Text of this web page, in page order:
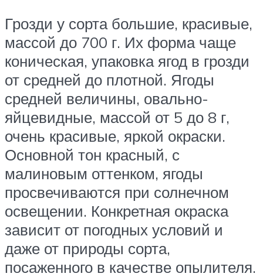
Грозди у сорта большие, красивые,
массой до 700 г. Их форма чаще
коническая, упаковка ягод в грозди
от средней до плотной. Ягоды
средней величины, овально-
яйцевидные, массой от 5 до 8 г,
очень красивые, яркой окраски.
Основной тон красный, с
малиновым оттенком, ягоды
просвечиваются при солнечном
освещении. Конкретная окраска
зависит от погодных условий и
даже от природы сорта,
посаженного в качестве опылителя.